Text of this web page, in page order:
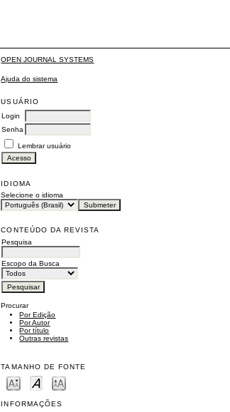
OPEN JOURNAL SYSTEMS
Ajuda do sistema
USUÁRIO
Login
Senha
Lembrar usuário
IDIOMA
Selecione o idioma
CONTEÚDO DA REVISTA
Pesquisa
Escopo da Busca
Procurar
Por Edição
Por Autor
Por título
Outras revistas
TAMANHO DE FONTE
INFORMAÇÕES